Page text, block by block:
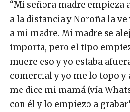
“Mi señora madre empieza
a la distancia y Noroña la
a mi madre. Mi madre se
importa, pero el tipo
muere eso y yo estaba
comercial y yo me lo topo y
me dice mi mamá (vía
con él y lo empiezo a